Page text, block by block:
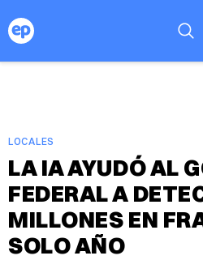
LOCALES
LA IA AYUDÓ AL
FEDERAL A
MILLONES EN
SOLO AÑO